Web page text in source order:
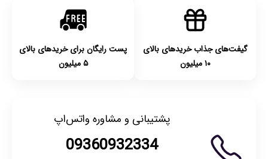
گیفت‌های جذاب خریدهای بالای
۱۰ میلیون
پست رایگان برای خریدهای بالای
۵ میلیون
پشتیبانی و مشاوره واتس‌اپ
09360932334